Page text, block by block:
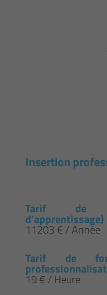
Insertion
Tarif de
d’apprentissage)
11203 € / Année
Tarif de
19 € / Heure